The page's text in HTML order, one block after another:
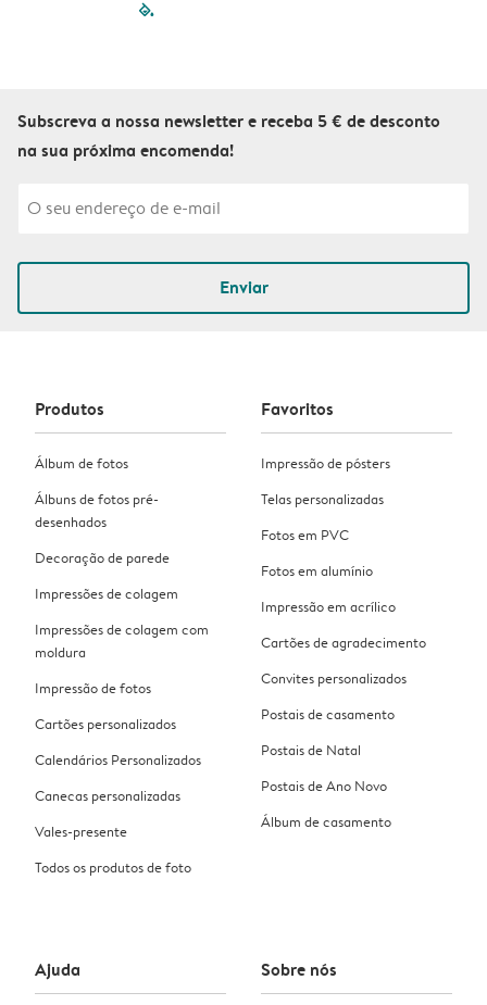
filled-pagination
Subscreva a nossa newsletter e receba 5 € de desconto
na sua próxima encomenda!
Enviar
Produtos
Álbum de fotos
Álbuns de fotos pré-
desenhados
Decoração de parede
Impressões de colagem
Impressões de colagem com
moldura
Impressão de fotos
Cartões personalizados
Calendários Personalizados
Canecas personalizadas
Vales-presente
Todos os produtos de foto
Favoritos
Impressão de pósters
Telas personalizadas
Fotos em PVC
Fotos em alumínio
Impressão em acrílico
Cartões de agradecimento
Convites personalizados
Postais de casamento
Postais de Natal
Postais de Ano Novo
Álbum de casamento
Ajuda Sobre nós